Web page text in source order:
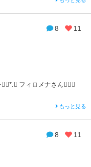
8 11
ﾟ フィロメナさん･･･
もっと見る
8 11